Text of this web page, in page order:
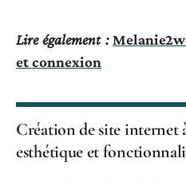
Lire également :
et connexion
Création de site internet
esthétique et